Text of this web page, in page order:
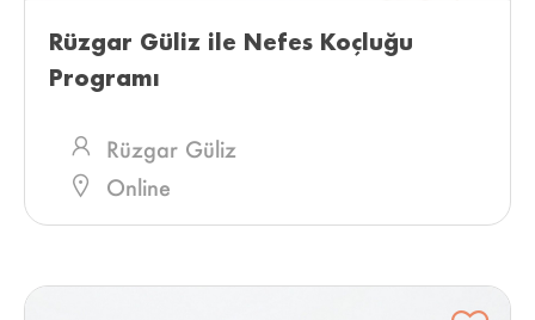
Rüzgar Güliz ile Nefes Koçluğu
Programı
Rüzgar Güliz
Online